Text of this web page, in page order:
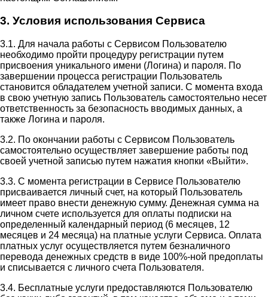
3. Условия использования Сервиса
3.1. Для начала работы с Сервисом Пользователю
необходимо пройти процедуру регистрации путем
присвоения уникального имени (Логина) и пароля. По
завершении процесса регистрации Пользователь
становится обладателем учетной записи. С момента входа
в свою учетную запись Пользователь самостоятельно несет
ответственность за безопасность вводимых данных, а
также Логина и пароля.
3.2. По окончании работы с Сервисом Пользователь
самостоятельно осуществляет завершение работы под
своей учетной записью путем нажатия кнопки «Выйти».
3.3. С момента регистрации в Сервисе Пользователю
присваивается личный счет, на который Пользователь
имеет право внести денежную сумму. Денежная сумма на
личном счете используется для оплаты подписки на
определенный календарный период (6 месяцев, 12
месяцев и 24 месяца) на платные услуги Сервиса. Оплата
платных услуг осуществляется путем безналичного
перевода денежных средств в виде 100%-ной предоплаты
и списывается с личного счета Пользователя.
3.4. Бесплатные услуги предоставляются Пользователю